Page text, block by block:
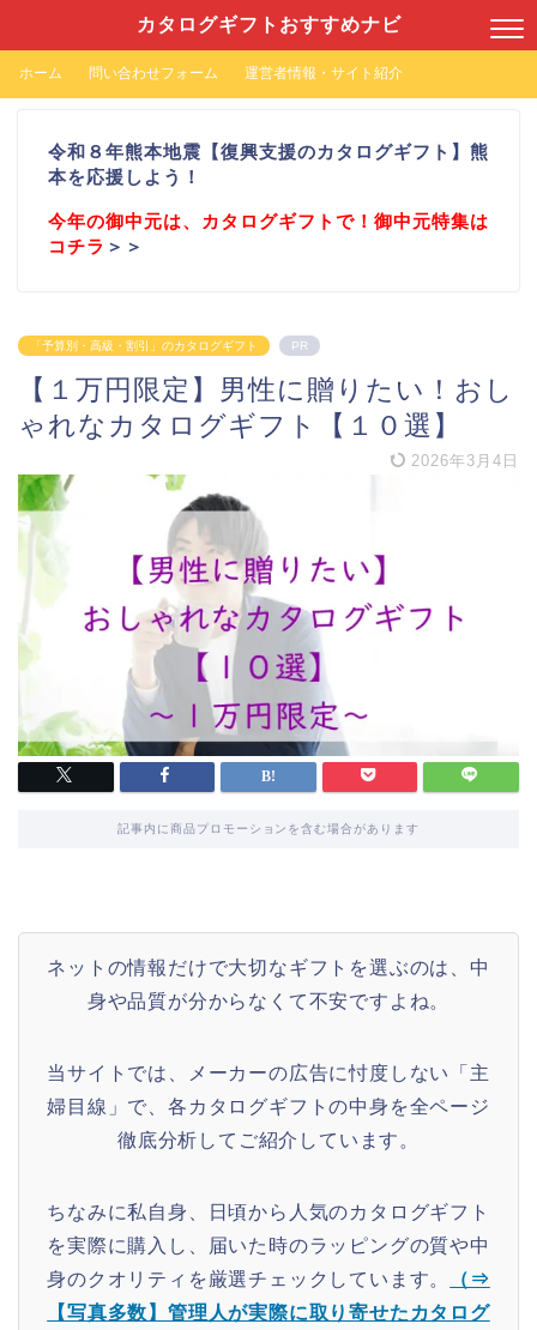
カタログギフトおすすめナビ
ホーム 問い合わせフォーム 運営者情報・サイト紹介
令和８年熊本地震【復興支援のカタログギフト】熊
本を応援しよう！
今年の御中元は、カタログギフトで！御中元特集は
コチラ ＞＞
「予算別・高級・割引」のカタログギフト PR
【１万円限定】男性に贈りたい！おし
ゃれなカタログギフト【１０選】
2026年3月4日
記事内に商品プロモーションを含む場合があります
ネットの情報だけで大切なギフトを選ぶのは、中
身や品質が分からなくて不安ですよね。
当サイトでは、メーカーの広告に忖度しない「主
婦目線」で、各カタログギフトの中身を全ページ
徹底分析してご紹介しています。
ちなみに私自身、日頃から人気のカタログギフト
を実際に購入し、届いた時のラッピングの質や中
身のクオリティを厳選チェックしています。
（⇒
【写真多数】管理人が実際に取り寄せたカタログ